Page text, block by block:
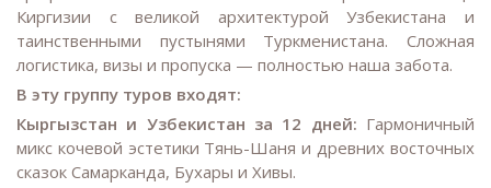
Киргизии с великой архитектурой Узбекистана и
таинственными пустынями Туркменистана. Сложная
логистика, визы и пропуска — полностью наша забота.
В эту группу туров входят:
Кыргызстан и Узбекистан за 12 дней: Гармоничный
микс кочевой эстетики Тянь-Шаня и древних восточных
сказок Самарканда, Бухары и Хивы.